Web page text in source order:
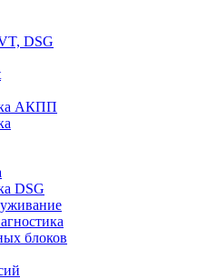
DSG
АКПП
DSG
блоков